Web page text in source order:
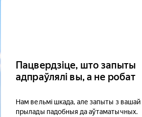
Пацвердзіце, што запыты
адпраўлялі вы, а не робат
Нам вельмі шкада, але запыты з вашай
прылады падобныя да аўтаматычных.